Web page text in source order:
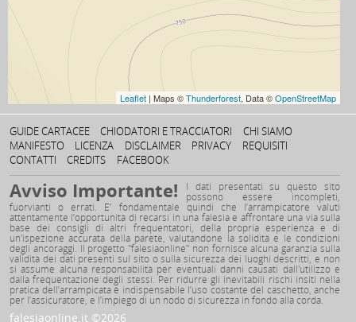
Leaflet | Maps ©Thunderforest, Data ©OpenStreetMap
GUIDE CARTACEE CHIODATORI E TRACCIATORI
CHI SIAMO
MANIFESTO
LICENZA DISCLAIMER PRIVACY
REQUISITI
CONTATTI
CREDITS FACEBOOK
Avviso Importante! I dati presentati su questo sito
possono essere incompleti,
fuorvianti o errati. E’ fondamentale quindi che l’arrampicatore valuti
attentamente l’opportunità di recarsi in una falesia e affrontare una via sulla
base dei consigli di altri frequentatori, della propria esperienza e di
un'ispezione accurata della parete, valutandone la solidità e le condizioni
degli ancoraggi. Il progetto "falesiaonline" non fornisce alcuna garanzia sulla
validità dei dati presenti sul sito o sulla sicurezza dei luoghi descritti, e non
si assume alcuna responsabilità per eventuali danni causati dall'utilizzo e
dalla frequentazione degli stessi. Per ridurre gli inevitabili rischi insiti nella
pratica dell’arrampicata è indispensabile l’uso costante del caschetto, anche
per l’assicuratore, e l’impiego di un nodo di sicurezza in fondo alla corda.
falesiaonline.it ©2026